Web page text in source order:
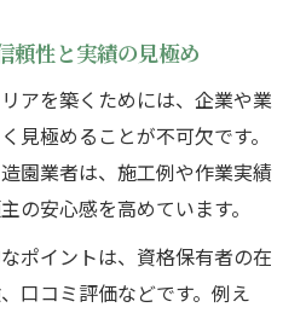
頼性と実績の見極め
アを築くためには、企業や業
見極めることが不可欠です。
園業者は、施工例や作業実績
の安心感を高めています。
ポイントは、資格保有者の在
口コミ評価などです。例え